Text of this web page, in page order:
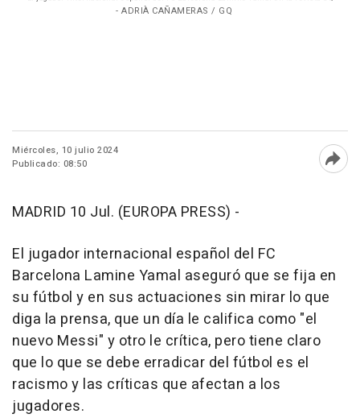
- ADRIÀ CAÑAMERAS / GQ
Miércoles, 10 julio 2024
Publicado: 08:50
MADRID 10 Jul. (EUROPA PRESS) -
El jugador internacional español del FC
Barcelona Lamine Yamal aseguró que se fija en
su fútbol y en sus actuaciones sin mirar lo que
diga la prensa, que un día le califica como "el
nuevo Messi" y otro le crítica, pero tiene claro
que lo que se debe erradicar del fútbol es el
racismo y las críticas que afectan a los
jugadores.